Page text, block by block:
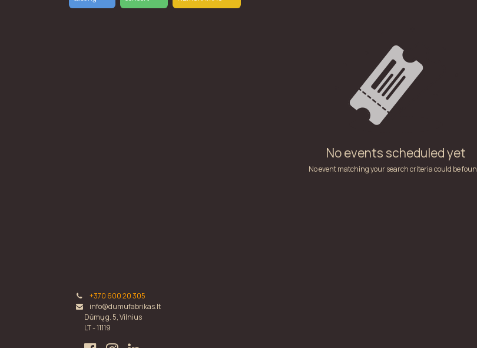
No events scheduled yet
No event matching your search criteria could be
+370 600 20 305
info@dumufabrikas.lt
Dūmų g. 5, Vilnius
LT - 11119